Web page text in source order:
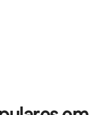
de 5, 82